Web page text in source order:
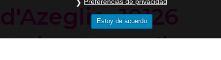
d'Azeglio, 10126
Torino TO, Italia
Estoy de acuerdo